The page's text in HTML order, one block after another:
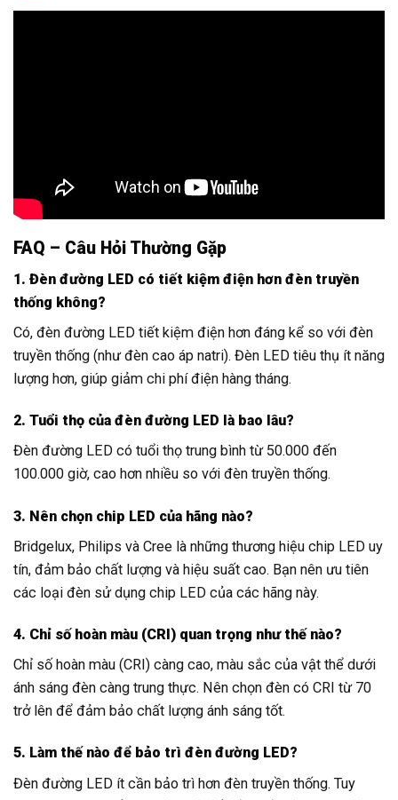
FAQ – Câu Hỏi Thường Gặp
1. Đèn đường LED có tiết kiệm điện hơn đèn truyền
thống không?
Có, đèn đường LED tiết kiệm điện hơn đáng kể so với đèn
truyền thống (như đèn cao áp natri). Đèn LED tiêu thụ ít năng
lượng hơn, giúp giảm chi phí điện hàng tháng.
2. Tuổi thọ của đèn đường LED là bao lâu?
Đèn đường LED có tuổi thọ trung bình từ 50.000 đến
100.000 giờ, cao hơn nhiều so với đèn truyền thống.
3. Nên chọn chip LED của hãng nào?
Bridgelux, Philips và Cree là những thương hiệu chip LED uy
tín, đảm bảo chất lượng và hiệu suất cao. Bạn nên ưu tiên
các loại đèn sử dụng chip LED của các hãng này.
4. Chỉ số hoàn màu (CRI) quan trọng như thế nào?
Chỉ số hoàn màu (CRI) càng cao, màu sắc của vật thể dưới
ánh sáng đèn càng trung thực. Nên chọn đèn có CRI từ 70
trở lên để đảm bảo chất lượng ánh sáng tốt.
5. Làm thế nào để bảo trì đèn đường LED?
Đèn đường LED ít cần bảo trì hơn đèn truyền thống. Tuy